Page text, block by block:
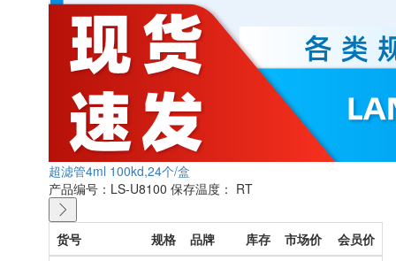
超滤管4ml 100kd,24个/盒
产品编号：LS-U8100 保存温度： RT
货号 规格 品牌 库存 市场价 会员价